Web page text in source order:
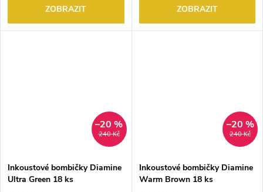
ZOBRAZIT ZOBRAZIT
240 Kč
–20 %
Inkoustové bombičky Diamine
Ultra Green 18 ks
240 Kč
–20 %
Inkoustové bombičky Diamine
Warm Brown 18 ks